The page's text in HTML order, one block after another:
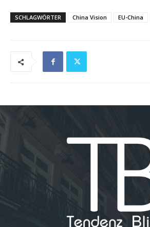
SCHLAGWÖRTER China Vision EU-China